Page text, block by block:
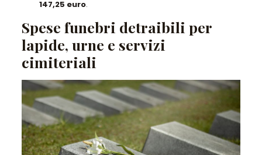
147,25 euro.
Spese funebri detraibili per
lapide, urne e servizi
cimiteriali